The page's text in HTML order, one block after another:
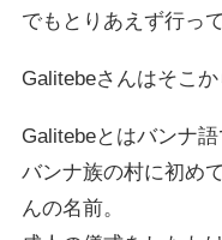
でもとりあえず行っ
Galitebeさんはそこか
Galitebeとはバンナ
バンナ族の村に初め
んの名前。